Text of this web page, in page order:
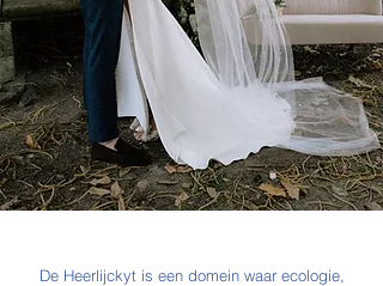
De Heerlijckyt is een domein waar ecologie,